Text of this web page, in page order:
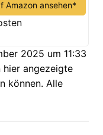
Amazon ansehen*
2025 um 11:33
hier angezeigte
können. Alle